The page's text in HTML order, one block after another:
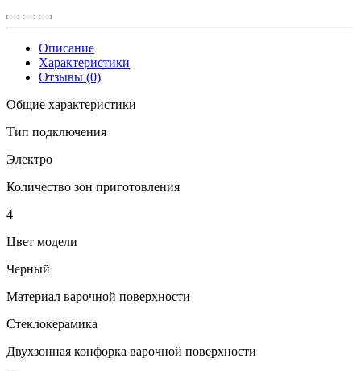
Описание
Характеристики
Отзывы (0)
Общие характеристики
Тип подключения
Электро
Количество зон приготовления
4
Цвет модели
Черный
Материал варочной поверхности
Стеклокерамика
Двухзонная конфорка варочной поверхности